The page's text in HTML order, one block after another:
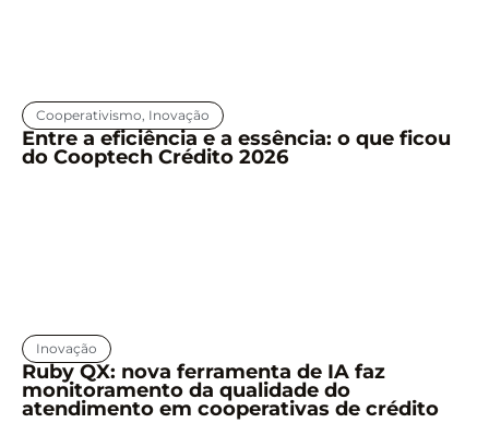
Cooperativismo, Inovação
Entre a eficiência e a essência: o que ficou
do Cooptech Crédito 2026
Inovação
Ruby QX: nova ferramenta de IA faz
monitoramento da qualidade do
atendimento em cooperativas de crédito